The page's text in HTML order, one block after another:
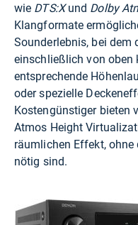
wie DTS:Xund Dolby
Klangformate
Sounderlebnis, bei dem
einschließlich von oben
entsprechende
oder spezielle
Kostengünstiger bieten
Atmos Height
räumlichen Effekt,
nötig sind.